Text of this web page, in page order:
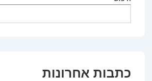
כתבות אחרונות